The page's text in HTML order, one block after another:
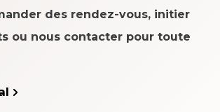
des rendez-vous, initier
ou nous contacter pour toute